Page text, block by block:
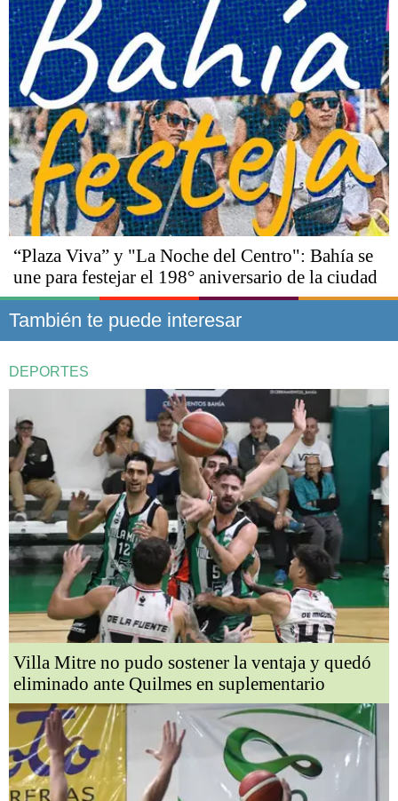
“Plaza Viva” y "La Noche del Centro": Bahía se
une para festejar el 198° aniversario de la ciudad
También te puede interesar
DEPORTES
Villa Mitre no pudo sostener la ventaja y quedó
eliminado ante Quilmes en suplementario